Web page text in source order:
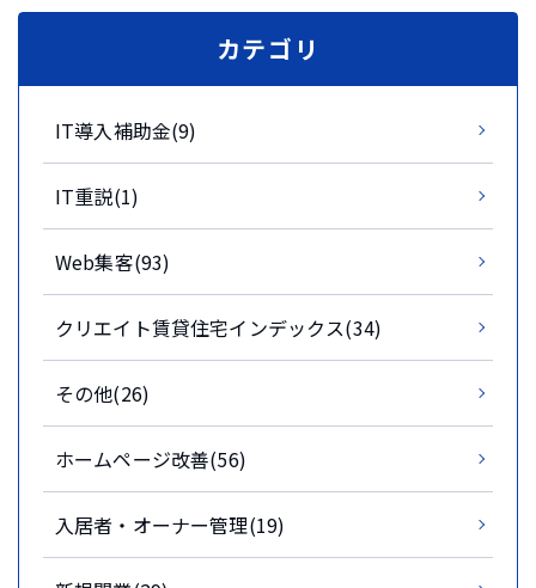
カテゴリ
IT導入補助金(9)
IT重説(1)
Web集客(93)
クリエイト賃貸住宅インデックス(34)
その他(26)
ホームページ改善(56)
入居者・オーナー管理(19)